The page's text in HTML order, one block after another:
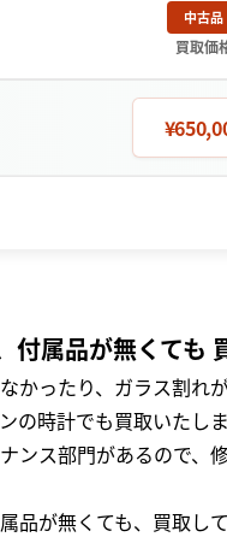
中古品
買取価
付属品が無くても
かったり、ガラス割れ
の時計でも買取いたし
ンス部門があるので、
品が無くても、買取して